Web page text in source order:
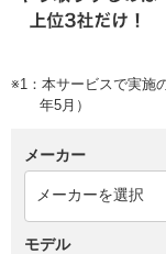
※1：本サービスで実施
年5月）
メーカー
モデル